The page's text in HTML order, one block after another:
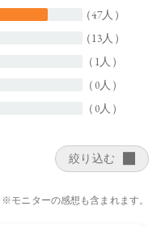
タノール、デキストラ
イカ、タルク、酸化鉄
品番をお伝え下さい。